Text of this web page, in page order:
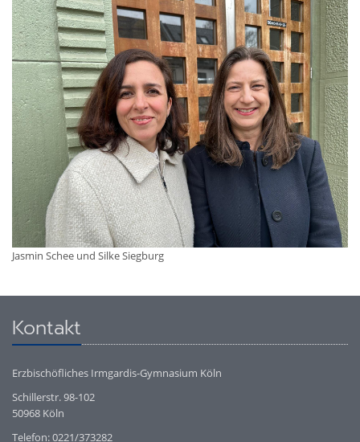
Jasmin Schee und Silke Siegburg
Kontakt
Erzbischöfliches Irmgardis-Gymnasium Köln
Schillerstr. 98-102
50968 Köln
Telefon: 0221/373282